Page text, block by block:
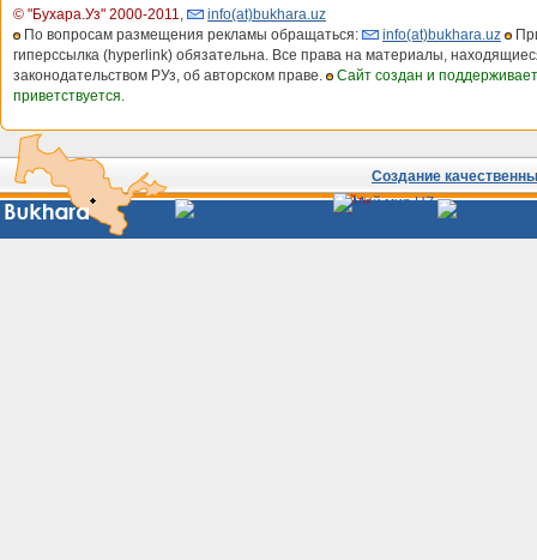
© "Бухара.Уз" 2000-2011,
info(at)bukhara.uz
По вопросам размещения рекламы обращаться:
info(at)bukhara.uz
гиперссылка (hyperlink) обязательна. Все права на материалы,
законодательством РУз, об авторском праве.
Сайт создан и
приветствуется.
Создание
Сайты
Узбекистана